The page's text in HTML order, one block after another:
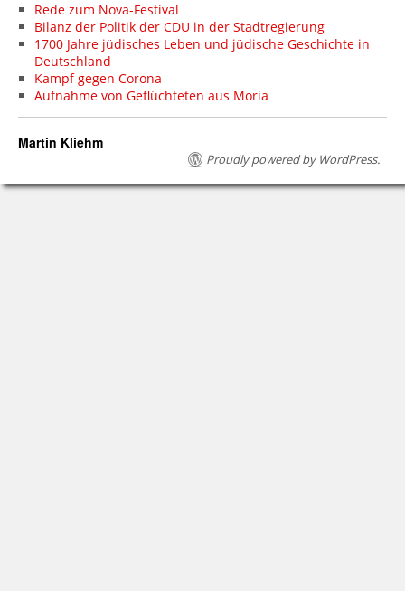
Rede zum Nova-Festival
Bilanz der Politik der CDU in der Stadtregierung
1700 Jahre jüdisches Leben und jüdische Geschichte in
Deutschland
Kampf gegen Corona
Aufnahme von Geflüchteten aus Moria
Martin Kliehm
Proudly powered by WordPress.